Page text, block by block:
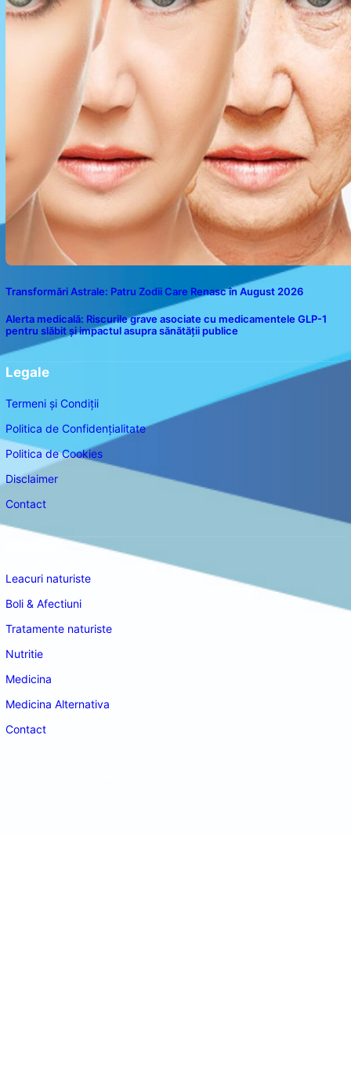
Transformări Astrale: Patru Zodii Care Renasc în August 2026
Alerta medicală: Riscurile grave asociate cu medicamentele GLP-1
pentru slăbit și impactul asupra sănătății publice
Legale
Termeni și Condiții
Politica de Confidențialitate
Politica de Cookies
Disclaimer
Contact
Leacuri naturiste
Boli & Afectiuni
Tratamente naturiste
Nutritie
Medicina
Medicina Alternativa
Contact